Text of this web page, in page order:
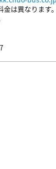
は異なります